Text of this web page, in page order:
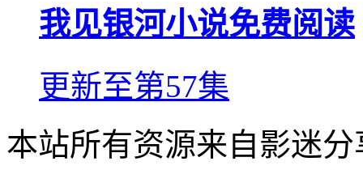
我见银河小说免费阅读
更新至第57集
本站所有资源来自影迷